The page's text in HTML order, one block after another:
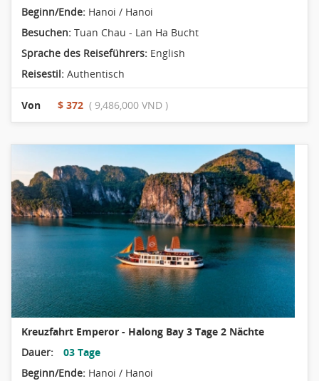
Beginn/Ende: Hanoi / Hanoi
Besuchen: Tuan Chau - Lan Ha Bucht
Sprache des Reiseführers: English
Reisestil: Authentisch
Von $ 372 ( 9,486,000 VND )
Kreuzfahrt Emperor - Halong Bay 3 Tage 2 Nächte
Dauer:
03 Tage
Beginn/Ende: Hanoi / Hanoi